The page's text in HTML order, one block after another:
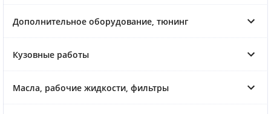
Дополнительное оборудование, тюнинг
Кузовные работы
Масла, рабочие жидкости, фильтры